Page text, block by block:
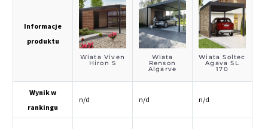
Informacje
produktu
Wiata Viven
Hiron S
Wiata
Renson
Algarve
Canvas
Wiata Soltec
Agava SL
170
Wynik w
rankingu
n/d n/d n/d